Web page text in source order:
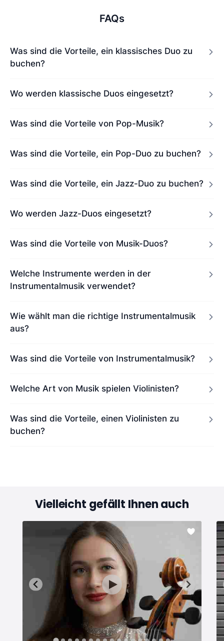
FAQs
Was sind die Vorteile, ein klassisches Duo zu
buchen?
Wo werden klassische Duos eingesetzt?
Was sind die Vorteile von Pop-Musik?
Was sind die Vorteile, ein Pop-Duo zu buchen?
Was sind die Vorteile, ein Jazz-Duo zu buchen?
Wo werden Jazz-Duos eingesetzt?
Was sind die Vorteile von Musik-Duos?
Welche Instrumente werden in der
Instrumentalmusik verwendet?
Wie wählt man die richtige Instrumentalmusik
aus?
Was sind die Vorteile von Instrumentalmusik?
Welche Art von Musik spielen Violinisten?
Was sind die Vorteile, einen Violinisten zu
buchen?
Vielleicht gefällt Ihnen auch